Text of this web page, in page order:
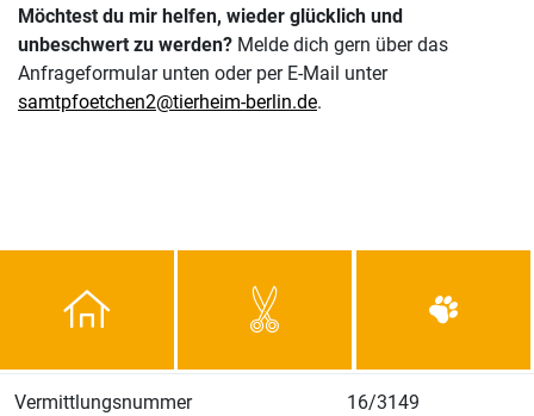
Möchtest du mir helfen, wieder glücklich und
unbeschwert zu werden? Melde dich gern über das
Anfrageformular unten oder per E-Mail unter
samtpfoetchen2@tierheim-berlin.de.
Vermittlungsnummer 16/3149